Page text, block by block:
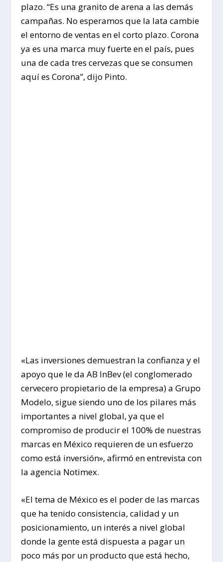
plazo. “Es una granito de arena a las demás
campañas. No esperamos que la lata cambie
el entorno de ventas en el corto plazo. Corona
ya es una marca muy fuerte en el país, pues
una de cada tres cervezas que se consumen
aquí es Corona”, dijo Pinto.
«Las inversiones demuestran la confianza y el
apoyo que le da AB InBev (el conglomerado
cervecero propietario de la empresa) a Grupo
Modelo, sigue siendo uno de los pilares más
importantes a nivel global, ya que el
compromiso de producir el 100% de nuestras
marcas en México requieren de un esfuerzo
como está inversión», afirmó en entrevista con
la agencia Notimex.
«El tema de México es el poder de las marcas
que ha tenido consistencia, calidad y un
posicionamiento, un interés a nivel global
donde la gente está dispuesta a pagar un
poco más por un producto que está hecho,